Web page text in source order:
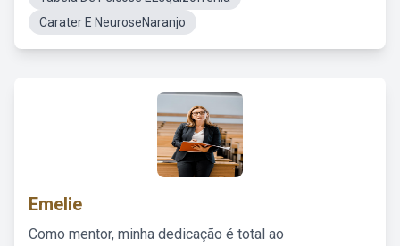
Carater E NeuroseNaranjo
Emelie
Como mentor, minha dedicação é total ao